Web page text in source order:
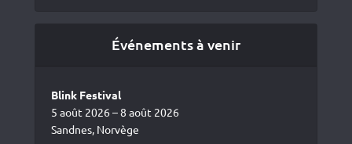
Événements à venir
Blink Festival
5 août 2026 – 8 août 2026
Sandnes, Norvège